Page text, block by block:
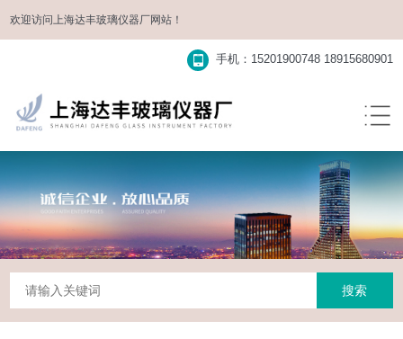
欢迎访问上海达丰玻璃仪器厂网站！
手机：15201900748 18915680901